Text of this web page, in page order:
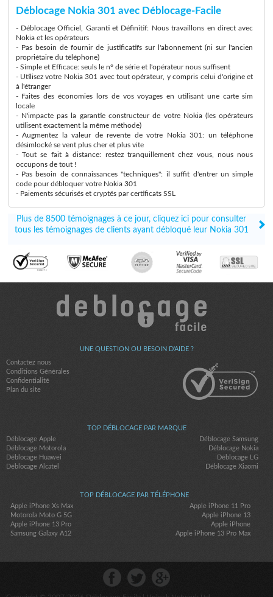
Déblocage Nokia 301 avec Déblocage-Facile
- Déblocage Officiel, Garanti et Définitif: Nous travaillons en direct avec
Nokia et les opérateurs
- Pas besoin de fournir de justificatifs sur l'abonnement (ni sur l'ancien
propriétaire du téléphone)
- Simple et Efficace: seuls le n° de série et l'opérateur nous suffisent
- Utilisez votre Nokia 301 avec tout opérateur, y compris celui d'origine et
à l'étranger
- Faites des économies lors de vos voyages en utilisant une carte sim
locale
- N'impacte pas la garantie constructeur de votre Nokia (les opérateurs
utilisent exactement la même méthode)
- Augmentez la valeur de revente de votre Nokia 301: un téléphone
désimlocké se vent plus cher et plus vite
- Tout se fait à distance: restez tranquillement chez vous, nous nous
occupons de tout !
- Pas besoin de connaissances "techniques": il suffit d'entrer un simple
code pour débloquer votre Nokia 301
- Paiements sécurisés et cryptés par certificats SSL
Plus de 8500 témoignages à ce jour, cliquez ici pour consulter
tous les témoignages de clients ayant débloqué leur Nokia 301
UNE QUESTION OU BESOIN D'AIDE ?
Contactez nous
Conditions Générales
Confidentialité
Plan du site
TOP DÉBLOCAGE PAR MARQUE
Déblocage Apple
Déblocage Samsung
Déblocage Motorola
Déblocage Nokia
Déblocage Huawei
Déblocage LG
Déblocage Alcatel
Déblocage Xiaomi
TOP DÉBLOCAGE PAR TÉLÉPHONE
Apple iPhone Xs Max
Apple iPhone 11 Pro
Motorola Moto G 5G
Apple iPhone 13
Apple iPhone 13 Pro
Apple iPhone
Samsung Galaxy A12
Apple iPhone 13 Pro Max